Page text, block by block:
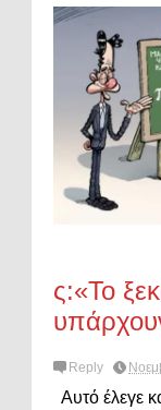
ς:«Το
Reply
Αυτό έλεγε